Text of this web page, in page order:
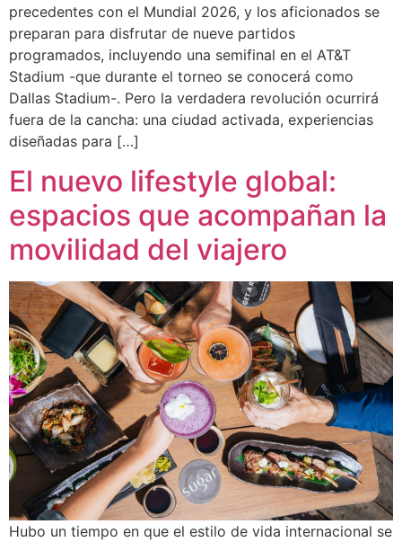
precedentes con el Mundial 2026, y los aficionados se
preparan para disfrutar de nueve partidos
programados, incluyendo una semifinal en el AT&T
Stadium -que durante el torneo se conocerá como
Dallas Stadium-. Pero la verdadera revolución ocurrirá
fuera de la cancha: una ciudad activada, experiencias
diseñadas para […]
El nuevo lifestyle global:
espacios que acompañan la
movilidad del viajero
Hubo un tiempo en que el estilo de vida internacional se